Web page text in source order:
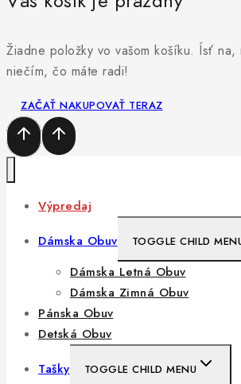
Žiadne položky vo vašom košíku. Ísť na,
niečím, čo máte radi!
ZAČAŤ NAKUPOVAŤ TERAZ
Výpredaj
Dámska Obuv
TOGGLE CHILD
Dámska Letná Obuv
Dámska Zimná Obuv
Pánska Obuv
Detská Obuv
Tašky
TOGGLE CHILD MENU